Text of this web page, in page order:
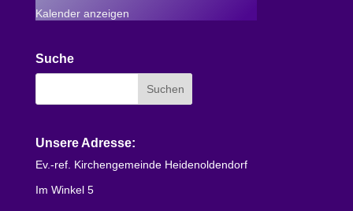
Kalender anzeigen
Suche
Unsere Adresse:
Ev.-ref. Kirchengemeinde Heidenoldendorf
Im Winkel 5